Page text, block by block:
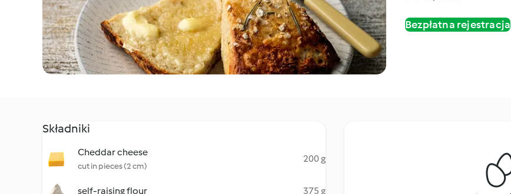
Bezpłatna rejestracja
Składniki
Cheddar cheese
cut in pieces (2 cm)
200 g
self-raising flour 375 g